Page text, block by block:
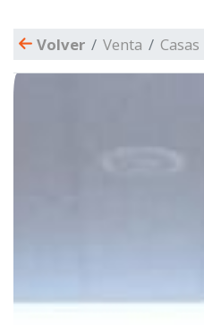
Volver Venta Casas